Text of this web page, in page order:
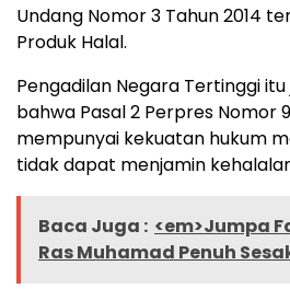
Undang Nomor 3 Tahun 2014
Produk Halal.
Pengadilan Negara Tertinggi
bahwa Pasal 2 Perpres Nomor
mempunyai kekuatan hukum
tidak dapat menjamin
Baca Juga : <em>Jumpa
Ras Muhamad Penuh